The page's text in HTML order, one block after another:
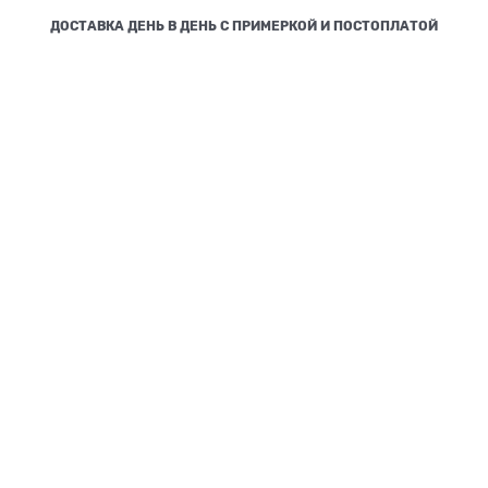
ДОСТАВКА ДЕНЬ В ДЕНЬ С ПРИМЕРКОЙ И ПОСТОПЛАТОЙ